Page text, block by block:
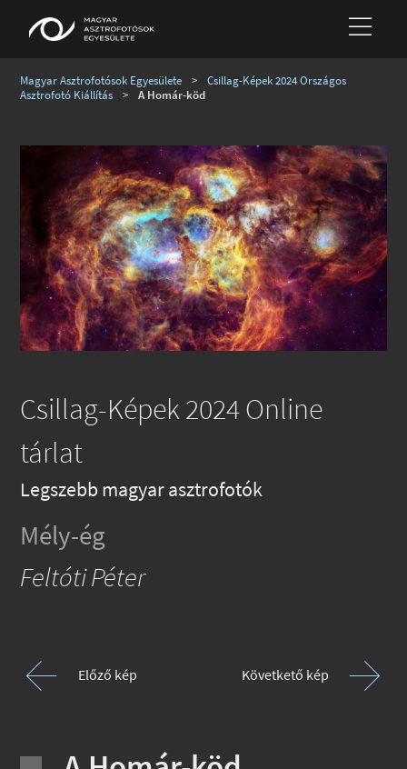
Magyar Asztrofotósok Egyesülete >
Csillag-Képek 2024 Országos
Asztrofotó Kiállítás
> A Homár-köd
Csillag-Képek 2024 Online
tárlat
Legszebb magyar asztrofotók
Mély-ég
Feltóti Péter
Előző kép Követkető kép